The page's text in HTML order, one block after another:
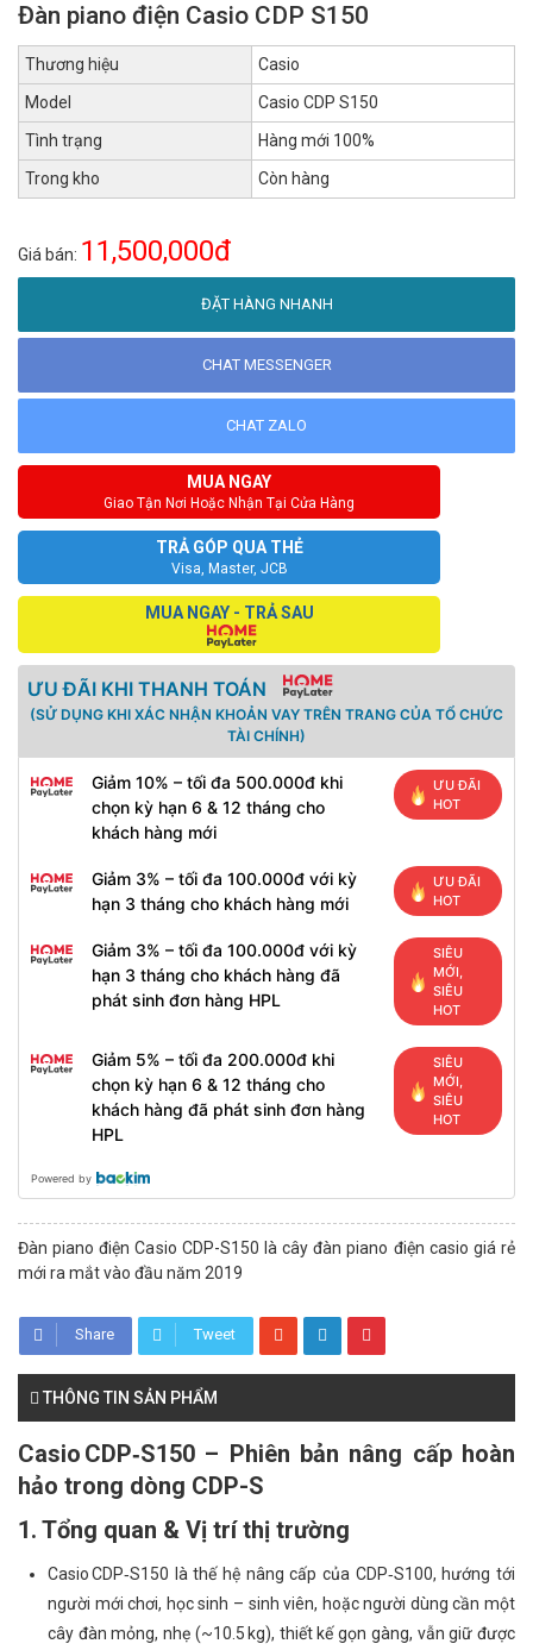
Đàn piano điện Casio CDP S150
Thương hiệu
Casio
Model
Casio CDP S150
Tình trạng
Hàng mới 100%
Trong kho
Còn hàng
Giá bán: 11,500,000đ
ĐẶT HÀNG NHANH
CHAT MESSENGER
CHAT ZALO
MUA NGAY
Giao Tận Nơi Hoặc Nhận Tại Cửa Hàng
TRẢ GÓP QUA THẺ
Visa, Master, JCB
MUA NGAY - TRẢ SAU
ƯU ĐÃI KHI THANH TOÁN
(SỬ DỤNG KHI XÁC NHẬN KHOẢN VAY TRÊN TRANG CỦA TỔ CHỨC
TÀI CHÍNH)
Giảm 10% – tối đa 500.000đ khi
chọn kỳ hạn 6 & 12 tháng cho
khách hàng mới
ƯU ĐÃI
HOT
Giảm 3% – tối đa 100.000đ với kỳ
hạn 3 tháng cho khách hàng mới
ƯU ĐÃI
HOT
Giảm 3% – tối đa 100.000đ với kỳ
hạn 3 tháng cho khách hàng đã
phát sinh đơn hàng HPL
SIÊU
MỚI,
SIÊU
HOT
Giảm 5% – tối đa 200.000đ khi
chọn kỳ hạn 6 & 12 tháng cho
khách hàng đã phát sinh đơn hàng
HPL
SIÊU
MỚI,
SIÊU
HOT
Powered by
Đàn piano điện Casio CDP-S150 là cây đàn piano điện casio giá rẻ
mới ra mắt vào đầu năm 2019
Share Tweet
THÔNG TIN SẢN PHẨM
Casio CDP‑S150 – Phiên bản nâng cấp hoàn
hảo trong dòng CDP-S
1. Tổng quan & Vị trí thị trường
Casio CDP‑S150 là thế hệ nâng cấp của CDP‑S100, hướng tới
người mới chơi, học sinh – sinh viên, hoặc người dùng cần một
cây đàn mỏng, nhẹ (~10.5 kg), thiết kế gọn gàng, vẫn giữ được